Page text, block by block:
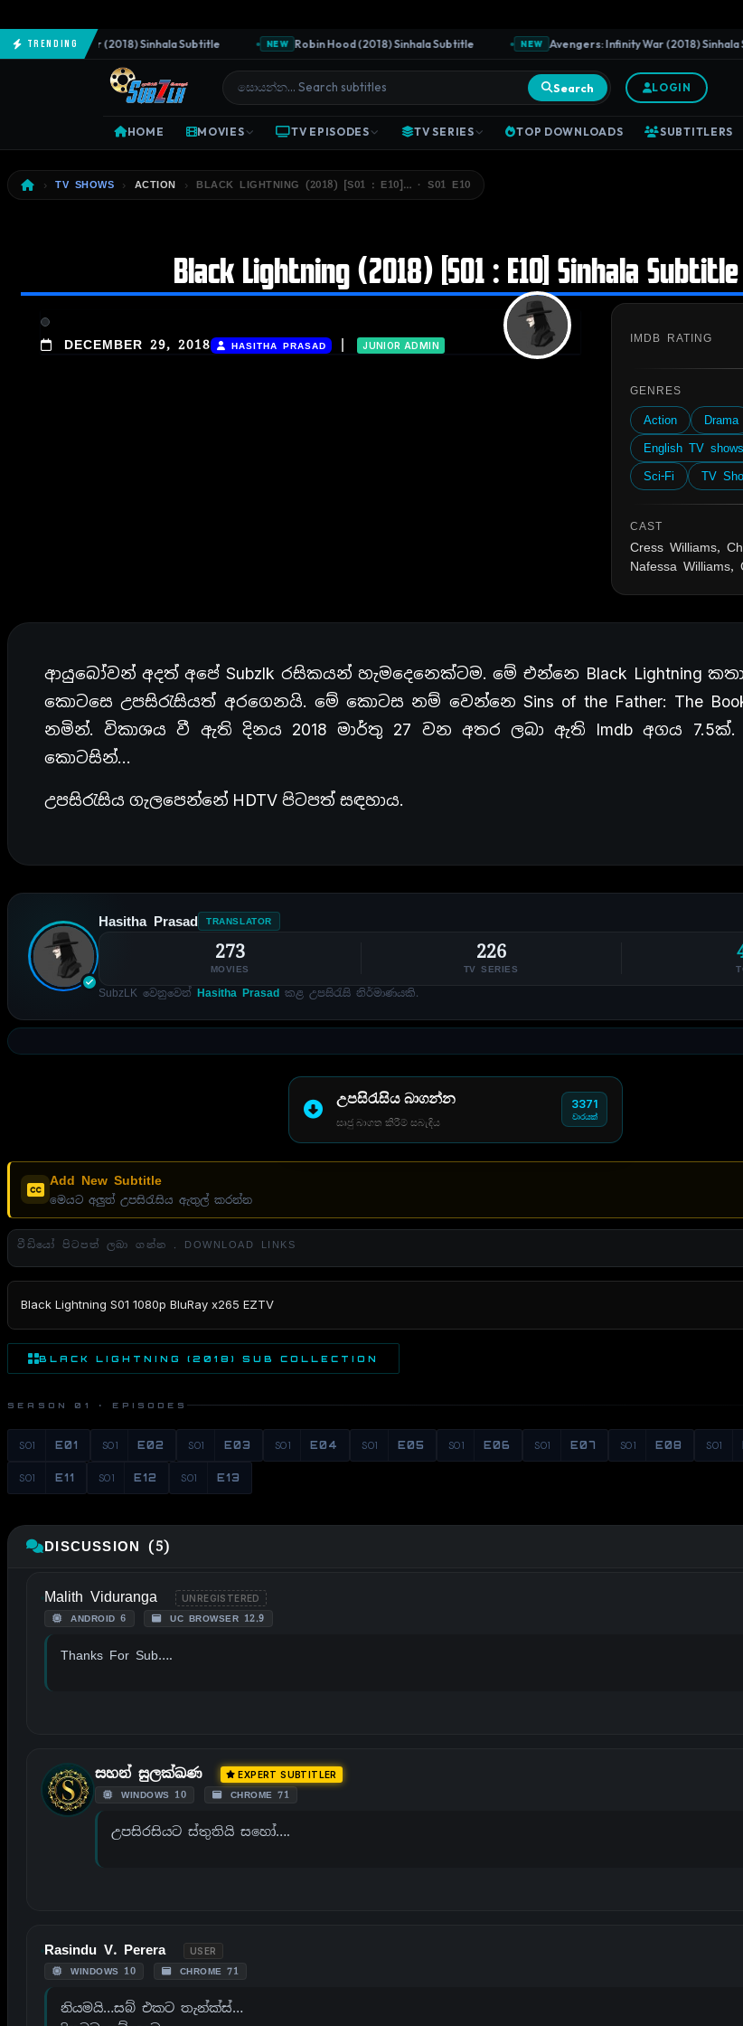
Trending
The Predator (2018) Sinhala Subtitle NEW Robin Hood (2018) Sinhala Subtitle NEW Avengers: Infinity War (2018) Sinhala
Search LOGIN
HOME MOVIES TV EPISODES TV SERIES TOP DOWNLOADS SUBTITLERS
TV SHOWS ACTION BLACK LIGHTNING (2018) [S01 : E10]… · S01 E10
Black Lightning (2018) [S01 : E10] Sinhala Subtitle
DECEMBER 29, 2018 HASITHA PRASAD JUNIOR ADMIN
IMDB RATING
GENRES
Action
Drama
English TV shows
Sci-Fi
TV
CAST
Cress Williams,
Nafessa Williams,
ආයුබෝවන් අදත් අපේ Subzlk රසිකයන් හැමදෙනෙක්ටම. මේ එන්නෙ Black Lightning
කොටසෙ උපසිරැසියත් අරගෙනයි. මේ කොටස නම් වෙන්නෙ Sins of the Father: The Book
නමින්. විකාශය වී ඇති දිනය 2018 මාර්තු 27 වන අතර ලබා ඇති Imdb අගය
කොටසින්…
උපසිරැසිය ගැලපෙන්නේ HDTV පිටපත් සඳහාය.
Hasitha Prasad TRANSLATOR
273
MOVIES
226
TV SERIES
SubzLK වෙනුවෙන් Hasitha Prasad කළ උපසිරැසි නිර්මාණයකි.
උපසිරැසිය බාගන්න
සෘජු බාගත කිරීම් සබැඳිය
3371
වාරයක්
Add New Subtitle
මෙයට අලුත් උපසිරැසිය ඇතුල් කරන්න
වීඩියෝ පිටපත් ලබා ගන්න . DOWNLOAD LINKS
Black Lightning S01 1080p BluRay x265 EZTV
BLACK LIGHTNING (2018) SUB COLLECTION
SEASON 01 · EPISODES
S01 E01 S01 E02 S01 E03 S01 E04 S01 E05 S01 E06 S01 E07 S01 E08 S01
S01 E11 S01 E12 S01 E13
DISCUSSION (5)
Malith Viduranga UNREGISTERED
ANDROID 6 UC BROWSER 12.9
Thanks For Sub….
සහන් සුලක්ඛණ EXPERT SUBTITLER
WINDOWS 10 CHROME 71
උපසිරසියට ස්තුතියි සහෝ….
Rasindu V. Perera USER
WINDOWS 10 CHROME 71
නියමයි…සබ් එකට තැන්ක්ස්…